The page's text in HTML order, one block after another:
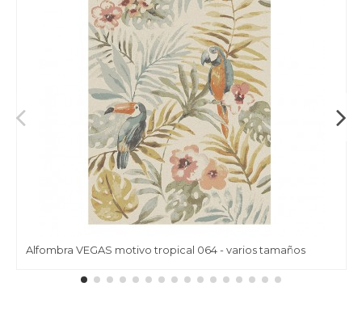
Alfombra VEGAS motivo tropical 064 - varios tamaños